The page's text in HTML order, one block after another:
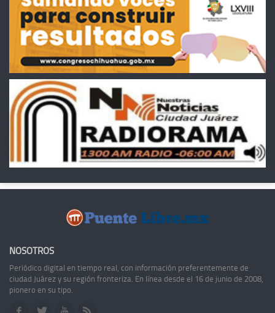
NOSOTROS
Periódico digital en tiempo real, con información preferentemente de
ciudad Juárez y su región fronteriza. En línea desde el 16 de junio de 2008,
pionero en su tipo.